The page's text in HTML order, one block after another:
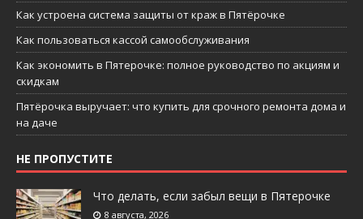
Как устроена система защиты от краж в Пятёрочке
Как пользоваться кассой самообслуживания
Как экономить в Пятерочке: полное руководство по акциям и
скидкам
Пятёрочка выручает: что купить для срочного ремонта дома и
на даче
НЕ ПРОПУСТИТЕ
Что делать, если забыл вещи в Пятерочке
8 августа, 2026